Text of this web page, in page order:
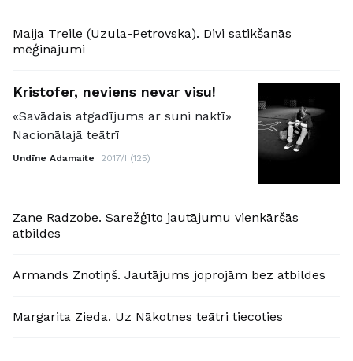
Maija Treile (Uzula-Petrovska). Divi satikšanās
mēģinājumi
Kristofer, neviens nevar visu!
«Savādais atgadījums ar suni naktī»
Nacionālajā teātrī
Undīne Adamaite 2017/I (125)
Zane Radzobe. Sarežģīto jautājumu vienkāršās
atbildes
Armands Znotiņš. Jautājums joprojām bez atbildes
Margarita Zieda. Uz Nākotnes teātri tiecoties